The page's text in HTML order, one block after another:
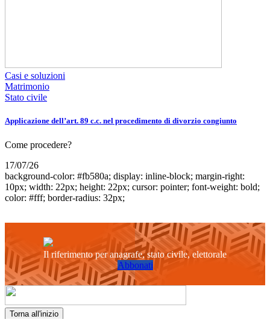
Casi e soluzioni
Matrimonio
Stato civile
Applicazione dell’art. 89 c.c. nel procedimento di divorzio congiunto
Come procedere?
17/07/26
background-color: #fb580a; display: inline-block; margin-right:
10px; width: 22px; height: 22px; cursor: pointer; font-weight: bold;
color: #fff; border-radius: 32px;
Il riferimento per anagrafe, stato civile, elettorale
Abbonati
Torna all'inizio